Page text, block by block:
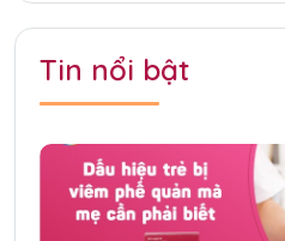
Tin nổi bật